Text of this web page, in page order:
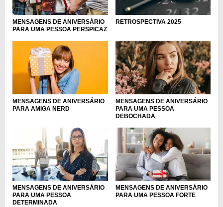
MENSAGENS DE ANIVERSÁRIO
PARA UMA PESSOA PERSPICAZ
RETROSPECTIVA 2025
MENSAGENS DE ANIVERSÁRIO
PARA AMIGA NERD
MENSAGENS DE ANIVERSÁRIO
PARA UMA PESSOA
DEBOCHADA
MENSAGENS DE ANIVERSÁRIO
PARA UMA PESSOA
DETERMINADA
MENSAGENS DE ANIVERSÁRIO
PARA UMA PESSOA FORTE